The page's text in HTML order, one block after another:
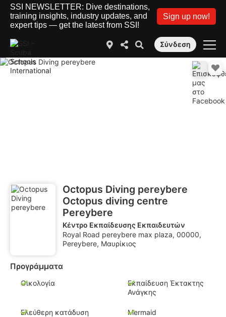
SSI NEWSLETTER: Dive destinations,
training insights, industry updates, and
expert tips — get the latest from SSI!
Sign up now!
Σύνδεση
Octopus Diving pereybere
Octopus diving centre
Pereybere
Κέντρο Εκπαίδευσης Εκπαιδευτών
Royal Road pereybere max plaza, 00000,
Pereybere, Μαυρίκιος
Προγράμματα
Οικολογία
Εκπαίδευση Έκτακτης
Ανάγκης
Ελεύθερη κατάδυση Mermaid